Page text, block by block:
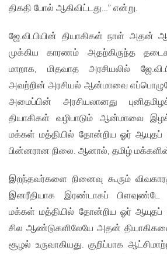
திகதி போல் ஆகிவிட்டது…” என்று.
ஜே.வி.பியின் தியாகிகள் நாள் அதன்
முக்கிய காரணம் அதற்கிருந்த
மாறாக, மிதவாத அரசியலில்
அவற்றின் அரசியல் ஆன்மாவை
அமைப்பின் அரசியலானது
தியாகிகள் வழிபாடும் ஆன்மாவை
மக்கள் மத்தியில் தோன்றிய ஓர் ஆயுதப்
பின்னரான நிலை. ஆனால், தமிழ்
இறந்தவர்களை நினைவு கூரும்
இனரீதியாக இரண்டாகப் பிளவுண்டே
மக்கள் மத்தியில் தோன்றிய ஓர் ஆயுதப்
சில ஆண்டுகளிலேயே அதன் தியாகிகளை
சூழல் உருவாகியது. குறிப்பாக